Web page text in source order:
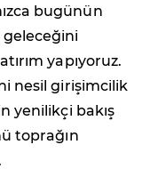
bugünün
yapıyoruz.
nesil girişimcilik
yenilikçi bakış
toprağın